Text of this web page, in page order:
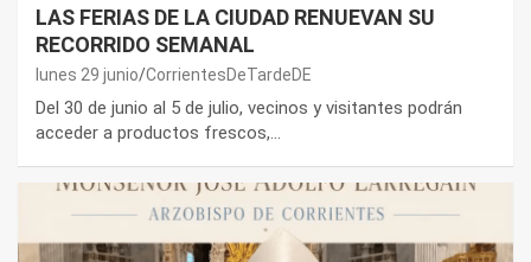
LAS FERIAS DE LA CIUDAD RENUEVAN SU
RECORRIDO SEMANAL
lunes 29 junio CorrientesDeTardeDE
Del 30 de junio al 5 de julio, vecinos y visitantes podrán
acceder a productos frescos,…